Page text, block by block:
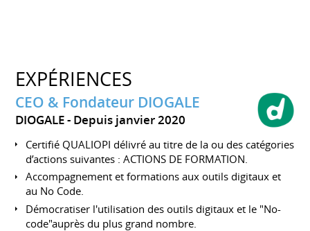
EXPÉRIENCES
CEO & Fondateur DIOGALE
DIOGALE Depuis janvier 2020
Certifié QUALIOPI délivré au titre de la ou des catégories
d’actions suivantes : ACTIONS DE FORMATION.
Accompagnement et formations aux outils digitaux et
au No Code.
Démocratiser l'utilisation des outils digitaux et le "No-
code"auprès du plus grand nombre.